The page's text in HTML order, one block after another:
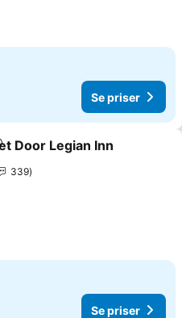
Se priser
til i favoritter
Door Legian Inn
339
Se priser